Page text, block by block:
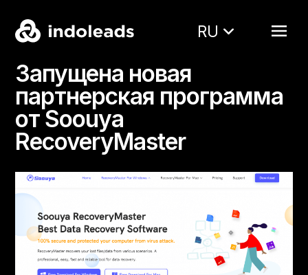
RU
Запущена новая
партнерская программа
от Soouya
RecoveryMaster